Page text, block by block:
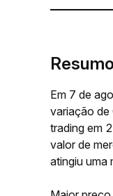
Em 7 de
variação
trading em
valor de
atingiu